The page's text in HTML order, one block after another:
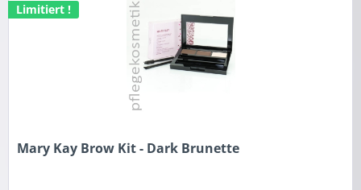
Limitiert !
Mary Kay Brow Kit - Dark Brunette